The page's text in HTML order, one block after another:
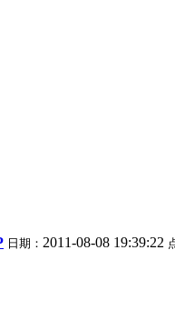
日期： 2011-08-08 19:39:22